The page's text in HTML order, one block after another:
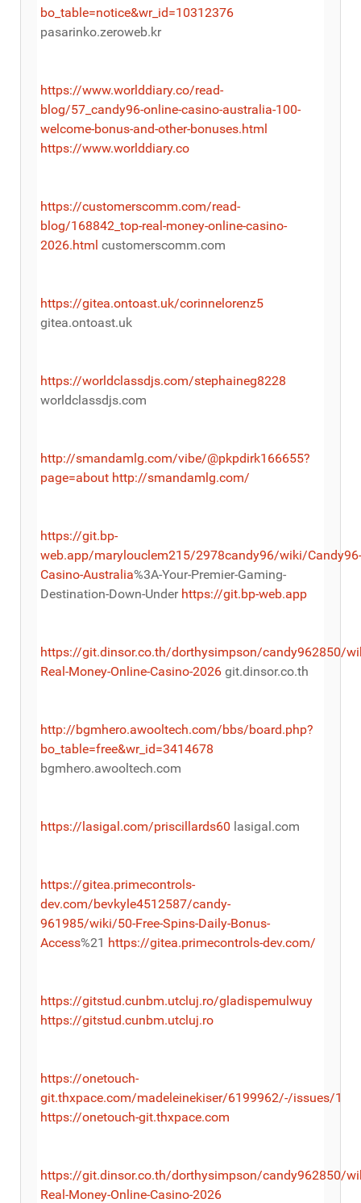
bo_table=notice&wr_id=10312376
pasarinko.zeroweb.kr
https://www.worlddiary.co/read-
blog/57_candy96-online-casino-australia-100-
welcome-bonus-and-other-bonuses.html
https://www.worlddiary.co
https://customerscomm.com/read-
blog/168842_top-real-money-online-casino-
2026.html customerscomm.com
https://gitea.ontoast.uk/corinnelorenz5
gitea.ontoast.uk
https://worldclassdjs.com/stephaineg8228
worldclassdjs.com
http://smandamlg.com/vibe/@pkpdirk166655?
page=about http://smandamlg.com/
https://git.bp-
web.app/marylouclem215/2978candy96/wiki/Candy96-
Casino-Australia%3A-Your-Premier-Gaming-
Destination-Down-Under https://git.bp-web.app
https://git.dinsor.co.th/dorthysimpson/candy962850/
Real-Money-Online-Casino-2026 git.dinsor.co.th
http://bgmhero.awooltech.com/bbs/board.php?
bo_table=free&wr_id=3414678
bgmhero.awooltech.com
https://lasigal.com/priscillards60 lasigal.com
https://gitea.primecontrols-
dev.com/bevkyle4512587/candy-
961985/wiki/50-Free-Spins-Daily-Bonus-
Access%21 https://gitea.primecontrols-dev.com/
https://gitstud.cunbm.utcluj.ro/gladispemulwuy
https://gitstud.cunbm.utcluj.ro
https://onetouch-
git.thxpace.com/madeleinekiser/6199962/-/issues/1
https://onetouch-git.thxpace.com
https://git.dinsor.co.th/dorthysimpson/candy962850/
Real-Money-Online-Casino-2026